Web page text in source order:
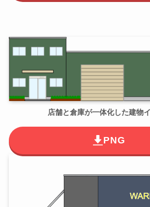
店舗と倉庫が一体化した建物
PNG